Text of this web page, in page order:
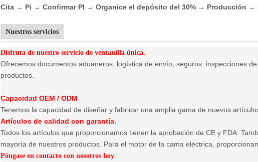
Cita → Pi → Confirmar PI → Organice el depósito del 30% → Producción
Nuestros servicios
Disfruta de nuestro servicio de ventanilla única.
Ofrecemos documentos aduaneros, logística de envío, seguros, inspecciones
productos.
Capacidad OEM / ODM
Tenemos la capacidad de diseñar y fabricar una amplia gama de nuevos
Artículos de calidad con garantía.
Todos los artículos que proporcionamos tienen la aprobación de CE y FDA.
mayoría de nuestros productos. Para el motor de la cama eléctrica,
Póngase en contacto con nosotros hoy